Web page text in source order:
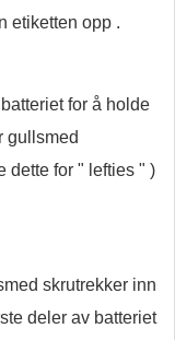
etiketten opp .
for å holde
gullsmed
dette for " lefties " )
skrutrekker inn
deler av batteriet